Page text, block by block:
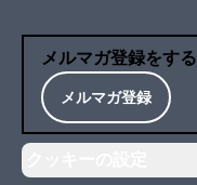
メルマガ登録をする
メルマガ登録